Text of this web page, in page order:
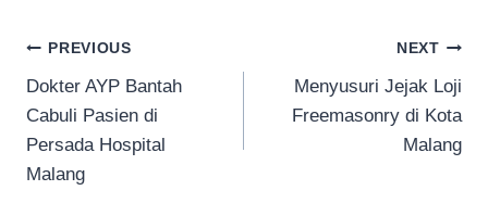
Navigasi
pos
PREVIOUS
Dokter AYP Bantah
Cabuli Pasien di
Persada Hospital
Malang
NEXT
Menyusuri Jejak Loji
Freemasonry di Kota
Malang